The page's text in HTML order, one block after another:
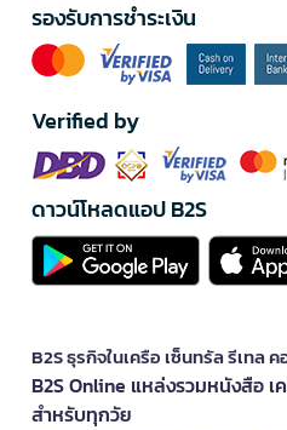
รองรับการชำระเงิน
Verified by
ดาวน์โหลดแอป B2S
B2S ธุรกิจในเครือ เซ็นทรัล รีเทล
B2S Online แหล่งรวมหนังสือ เ
สำหรับทุกวัย